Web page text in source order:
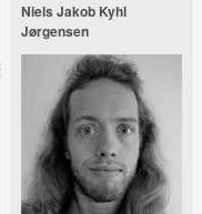
Niels Jakob Kyhl
Jørgensen